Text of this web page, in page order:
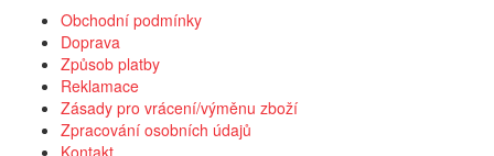
Obchodní podmínky
Doprava
Způsob platby
Reklamace
Zásady pro vrácení/výměnu zboží
Zpracování osobních údajů
Kontakt